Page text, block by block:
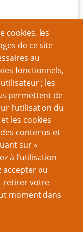
cookies, les
de ce site
au
fonctionnels,
; les
permettent de
l’utilisation du
les cookies
contenus et
sur «
à l’utilisation
accepter ou
retirer votre
moment dans
partie : un
partie :
partie :
partie : Enfer
partie : le
partie :